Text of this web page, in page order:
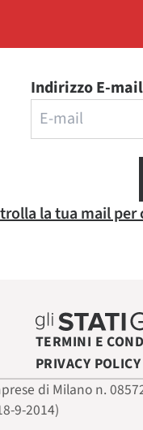
Indirizzo E-mail
la tua mail
TERMINI E
PRIVACY POLICY
di Milano n.
9-2014)